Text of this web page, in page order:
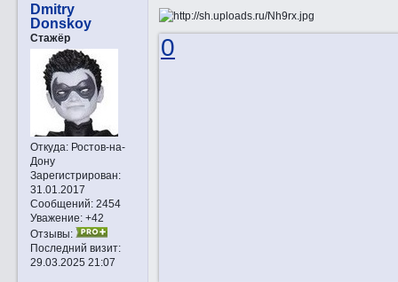
Dmitry
Donskoy
Стажёр
Откуда:Ростов-на-
Дону
Зарегистрирован:
31.01.2017
Сообщений:2454
Уважение: +42
Отзывы:
Последний визит:
29.03.2025 21:07
0